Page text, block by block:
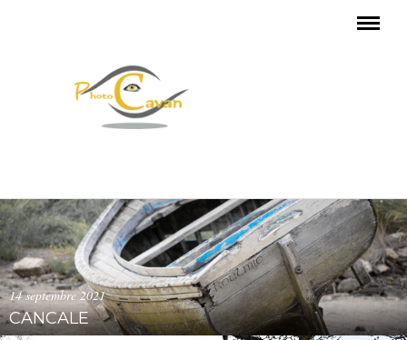
14 septembre 2021
CANCALE